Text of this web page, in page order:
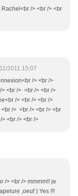
/> <br /> <br
2011 15:07
/> <br />
<br /> <br /> <br />
/> <br /> <br />
/> <br /> <br /> <br
> <br /> <br />
/> <br /> mmmm!! je
,oeuf ) Yes !!!